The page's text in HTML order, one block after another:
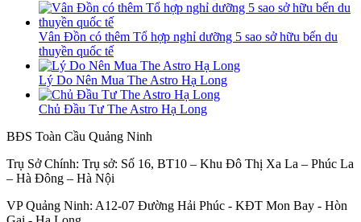
Vân Đồn có thêm Tổ hợp nghỉ dưỡng 5 sao sở hữu bến du
thuyền quốc tế
Lý Do Nên Mua The Astro Hạ Long
Chủ Đầu Tư The Astro Hạ Long
BĐS Toàn Cầu Quảng Ninh
Trụ Sở Chính: Trụ sở: Số 16, BT10 – Khu Đô Thị Xa La – Phúc La
– Hà Đông – Hà Nội
VP Quảng Ninh: A12-07 Đường Hải Phúc - KĐT Mon Bay - Hòn